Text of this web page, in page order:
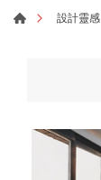
設計靈感